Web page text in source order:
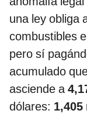
una ley obliga
combustibles
pero sí
acumulado
asciende a
dólares: